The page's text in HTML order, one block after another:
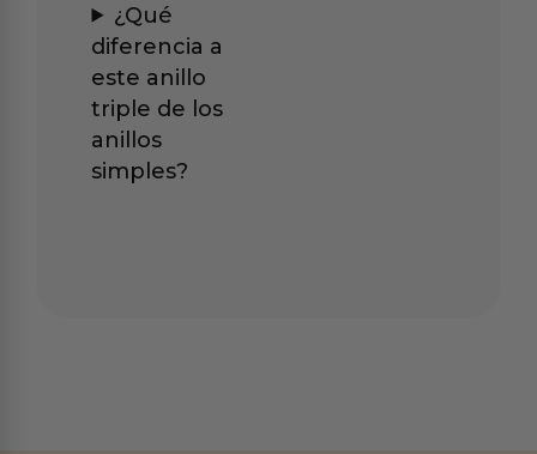
¿Qué
diferencia a
este anillo
triple de los
anillos
simples?